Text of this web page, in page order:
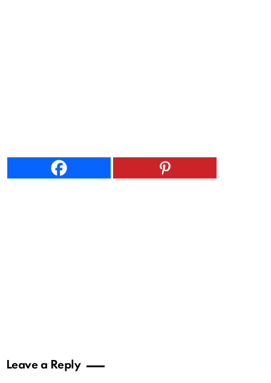
Leave a Reply